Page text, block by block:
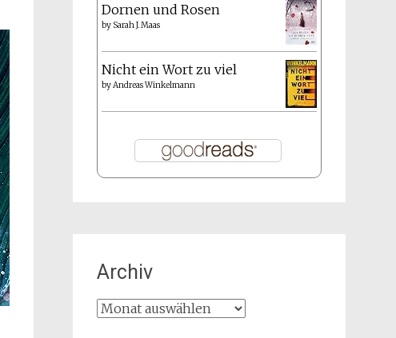
Dornen und Rosen
by Sarah J. Maas
Nicht ein Wort zu viel
byAndreas Winkelmann
Archiv
Archiv